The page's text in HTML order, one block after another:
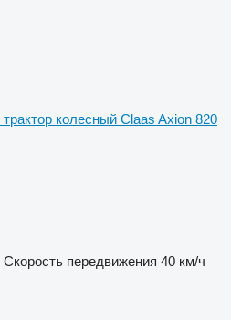
трактор колесный Claas Axion 820
Скорость передвижения 40 км/ч